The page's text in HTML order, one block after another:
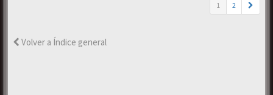
1 2
Volver a Índice general